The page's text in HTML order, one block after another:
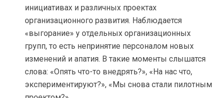
инициативах и различных проектах
организационного развития. Наблюдается
«выгорание» у отдельных организационных
групп, то есть непринятие персоналом новых
изменений и апатия. В такие моменты слышатся
слова: «Опять что-то внедрять?», «На нас что,
экспериментируют?», «Мы снова стали пилотным